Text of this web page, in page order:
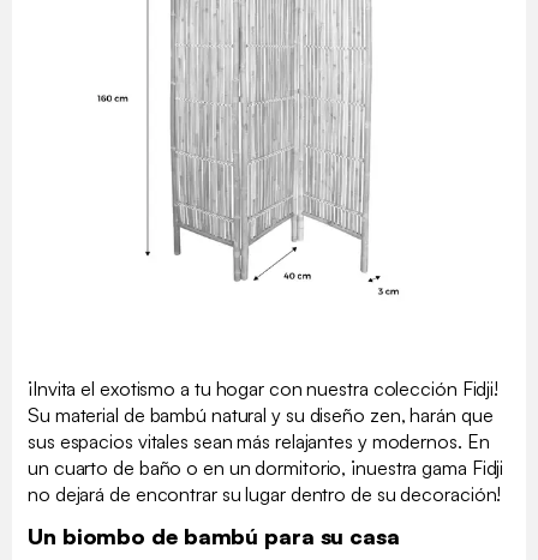
¡Invita el exotismo a tu hogar con nuestra colección Fidji!
Su material de bambú natural y su diseño zen, harán que
sus espacios vitales sean más relajantes y modernos. En
un cuarto de baño o en un dormitorio, ¡nuestra gama Fidji
no dejará de encontrar su lugar dentro de su decoración!
Un biombo de bambú para su casa